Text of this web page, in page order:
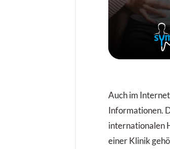
Auch im
Informationen.
internationalen
einer Klinik